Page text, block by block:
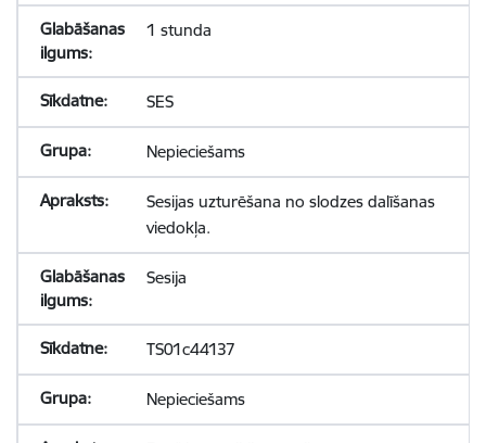
1 stunda
SES
Nepieciešams
Sesijas uzturēšana no slodzes dalīšanas
viedokļa.
Sesija
TS01c44137
Nepieciešams